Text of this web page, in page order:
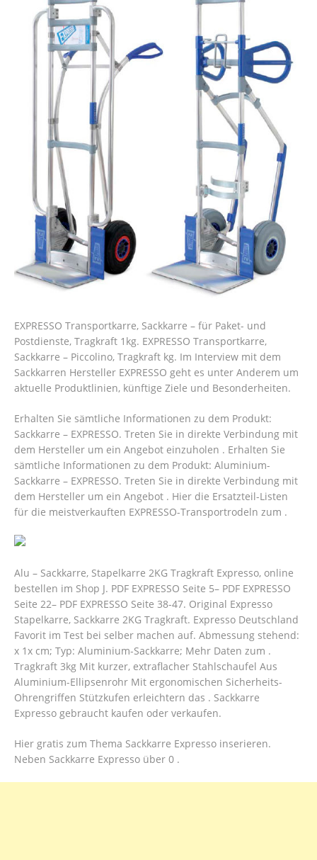
EXPRESSO Transportkarre, Sackkarre – für Paket- und
Postdienste, Tragkraft 1kg. EXPRESSO Transportkarre,
Sackkarre – Piccolino, Tragkraft kg. Im Interview mit dem
Sackkarren Hersteller EXPRESSO geht es unter Anderem um
aktuelle Produktlinien, künftige Ziele und Besonderheiten.
Erhalten Sie sämtliche Informationen zu dem Produkt:
Sackkarre – EXPRESSO. Treten Sie in direkte Verbindung mit
dem Hersteller um ein Angebot einzuholen . Erhalten Sie
sämtliche Informationen zu dem Produkt: Aluminium-
Sackkarre – EXPRESSO. Treten Sie in direkte Verbindung mit
dem Hersteller um ein Angebot . Hier die Ersatzteil-Listen
für die meistverkauften EXPRESSO-Transportrodeln zum .
Alu – Sackkarre, Stapelkarre 2KG Tragkraft Expresso, online
bestellen im Shop J. PDF EXPRESSO Seite 5– PDF EXPRESSO
Seite 22– PDF EXPRESSO Seite 38-47. Original Expresso
Stapelkarre, Sackkarre 2KG Tragkraft. Expresso Deutschland
Favorit im Test bei selber machen auf. Abmessung stehend:
x 1x cm; Typ: Aluminium-Sackkarre; Mehr Daten zum .
Tragkraft 3kg Mit kurzer, extraflacher Stahlschaufel Aus
Aluminium-Ellipsenrohr Mit ergonomischen Sicherheits-
Ohrengriffen Stützkufen erleichtern das . Sackkarre
Expresso gebraucht kaufen oder verkaufen.
Hier gratis zum Thema Sackkarre Expresso inserieren.
Neben Sackkarre Expresso über 0 .